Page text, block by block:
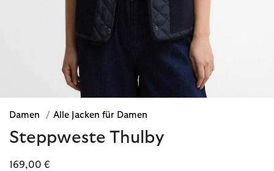
Damen / Alle Jacken für Damen
Steppweste Thulby
169,00 €